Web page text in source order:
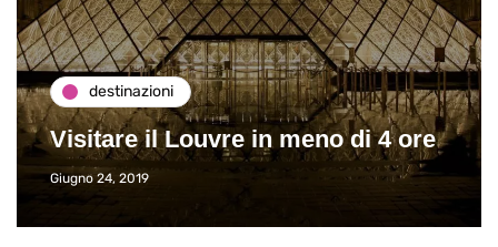
destinazioni
Visitare il Louvre in meno di 4 ore
Giugno 24, 2019